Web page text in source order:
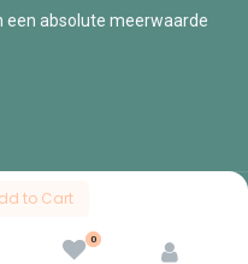
to Cart
0
een absolute meerwaarde